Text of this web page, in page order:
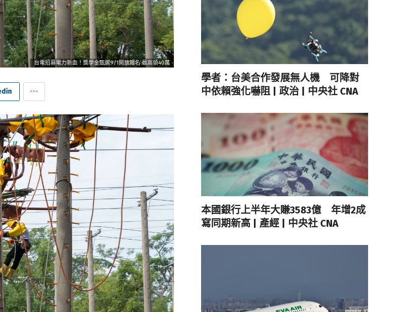
台電招募電力新血！獎學金甄選9/1開放報名 最高領40萬
學者：台美合作發展無人機 可降對
中依賴強化嚇阻 | 政治 | 中央社 CNA
本國銀行上半年大賺3583億 年增2成
寫同期新高 | 產經 | 中央社 CNA